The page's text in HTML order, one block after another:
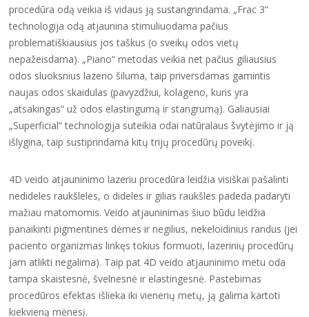
procedūra odą veikia iš vidaus ją sustangrindama. „Frac 3“
technologija odą atjaunina stimuliuodama pačius
problematiškiausius jos taškus (o sveikų odos vietų
nepažeisdama). „Piano“ metodas veikia net pačius giliausius
odos sluoksnius lazerio šiluma, taip priversdamas gamintis
naujas odos skaidulas (pavyzdžiui, kolageno, kuris yra
„atsakingas“ už odos elastingumą ir stangrumą). Galiausiai
„Superficial“ technologija suteikia odai natūralaus švytėjimo ir ją
išlygina, taip sustiprindama kitų trijų procedūrų poveikį.
4D veido atjauninimo lazeriu procedūra leidžia visiškai pašalinti
nedideles raukšleles, o dideles ir gilias raukšles padeda padaryti
mažiau matomomis. Veido atjauninimas šiuo būdu leidžia
panaikinti pigmentines dėmes ir negilius, nekeloidinius randus (jei
paciento organizmas linkęs tokius formuoti, lazerinių procedūrų
jam atlikti negalima). Taip pat 4D veido atjauninimo metu oda
tampa skaistesnė, švelnesnė ir elastingesnė. Pastebimas
procedūros efektas išlieka iki vienerių metų, ją galima kartoti
kiekvieną mėnesį.